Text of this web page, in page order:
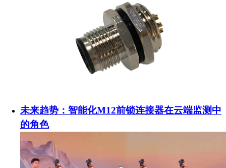
未来趋势：智能化M12前锁连接器在云端监测中
的角色